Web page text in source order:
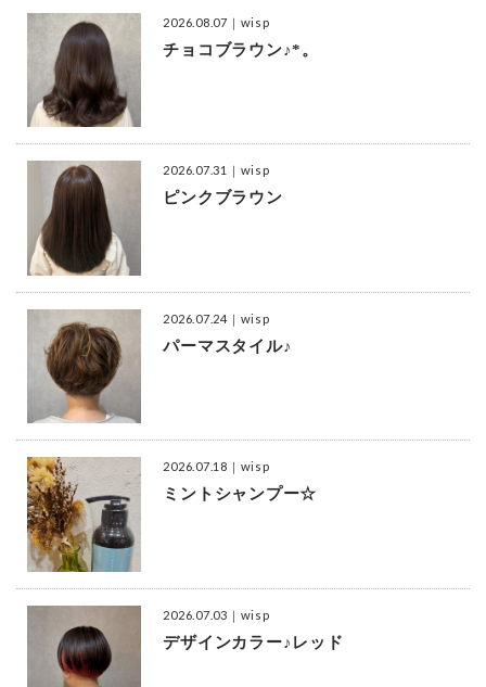
2026.08.07 ｜wisp
チョコブラウン♪*。
2026.07.31 ｜wisp
ピンクブラウン
2026.07.24 ｜wisp
パーマスタイル♪
2026.07.18 ｜wisp
ミントシャンプー☆
2026.07.03 ｜wisp
デザインカラー♪レッド